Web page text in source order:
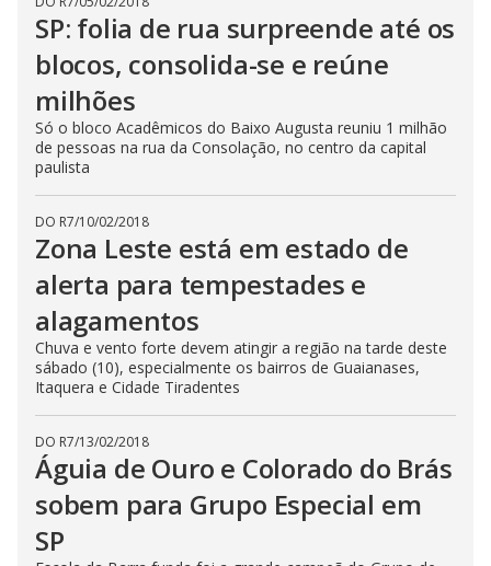
SP: folia de rua surpreende até os
blocos, consolida-se e reúne
milhões
Só o bloco Acadêmicos do Baixo Augusta reuniu 1 milhão
de pessoas na rua da Consolação, no centro da capital
paulista
DO R7/10/02/2018
Zona Leste está em estado de
alerta para tempestades e
alagamentos
Chuva e vento forte devem atingir a região na tarde deste
sábado (10), especialmente os bairros de Guaianases,
Itaquera e Cidade Tiradentes
DO R7/13/02/2018
Águia de Ouro e Colorado do Brás
sobem para Grupo Especial em
SP